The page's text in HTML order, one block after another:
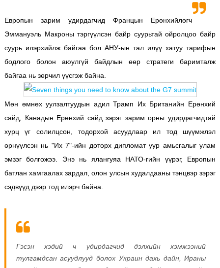
Европын зарим удирдагчид Францын Ерөнхийлөгч
Эммануэль Макроны тэргүүлсэн байр суурьтай ойролцоо байр
суурь илэрхийлж байгаа бол АНУ-ын тал илүү хатуу тарифын
бодлого болон аюулгүй байдлын өөр стратеги баримталж
байгаа нь зөрчил үүсгэж байна.
Мөн өмнөх уулзалтуудын адил Трамп Их Британийн Ерөнхий
сайд, Канадын Ерөнхий сайд зэрэг зарим орны удирдагчидтай
хурц үг солилцсон, тодорхой асуудлаар ил тод шүүмжлэл
өрнүүлсэн нь "Их 7"-ийн доторх дипломат уур амьсгалыг улам
эмзэг болгожээ. Энэ нь ялангуяа НАТО-гийн үүрэг, Европын
батлан хамгаалах зардал, олон улсын худалдааны тэнцвэр зэрэг
сэдвүүд дээр тод илэрч байна.
Гэсэн хэдий ч удирдагчид дэлхийн хэмжээний
тулгамдсан асуудлууд болох Украин дахь дайн, Ираны